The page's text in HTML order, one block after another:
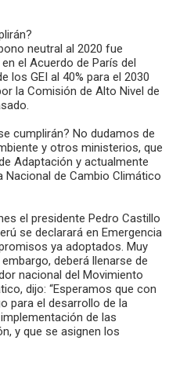
neutral al 2020 fue
el Acuerdo de París del
los GEI al 40% para el 2030
la Comisión de Alto Nivel de
cumplirán? No dudamos de
y otros ministerios, que
Adaptación y actualmente
de Cambio Climático
el presidente Pedro Castillo
se declarará en Emergencia
ya adoptados. Muy
deberá llenarse de
nacional del Movimiento
dijo: “Esperamos que con
para el desarrollo de la
de las
y que se asignen los